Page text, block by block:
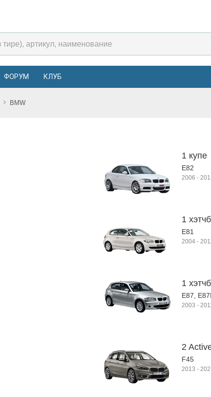
ФОРУМ КЛУБ
BMW
1 купе
E82
2006 -
1
E81
2004-
1
E87,
2003 -
2
F45
2013 -